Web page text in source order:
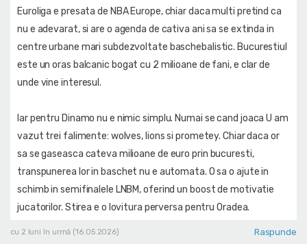
Euroliga e presata de NBA Europe, chiar daca multi pretind ca
nu e adevarat, si are o agenda de cativa ani sa se extinda in
centre urbane mari subdezvoltate baschebalistic. Bucurestiul
este un oras balcanic bogat cu 2 milioane de fani, e clar de
unde vine interesul.
Iar pentru Dinamo nu e nimic simplu. Numai se cand joaca U am
vazut trei falimente: wolves, lions si prometey. Chiar daca or
sa se gaseasca cateva milioane de euro prin bucuresti,
transpunerea lor in baschet nu e automata. O sa o ajute in
schimb in semifinalele LNBM, oferind un boost de motivatie
jucatorilor. Stirea e o lovitura perversa pentru Oradea.
cu 2 luni în urmă (16.05.2026)
Raspunde